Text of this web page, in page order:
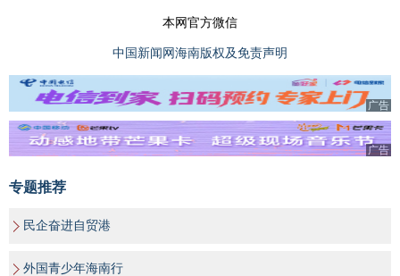
本网官方微信
中国新闻网海南版权及免责声明
广告
广告
专题推荐
民企奋进自贸港
外国青少年海南行